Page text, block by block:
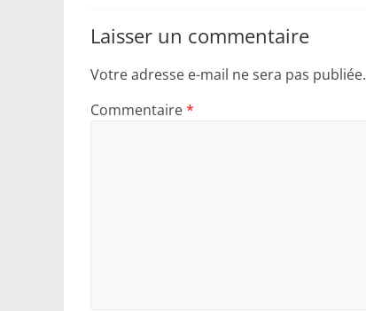
Laisser un commentaire
Votre adresse e-mail ne sera pas publiée.
Commentaire*